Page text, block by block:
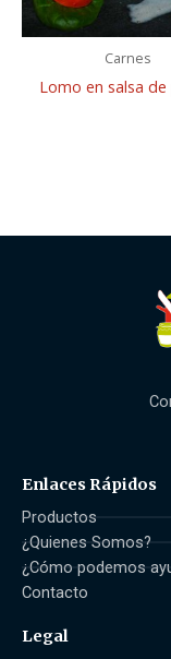
Carnes
Lomo en salsa
Enlaces Rápidos
Productos
¿Quienes Somos?
¿Cómo podemos
Contacto
Legal